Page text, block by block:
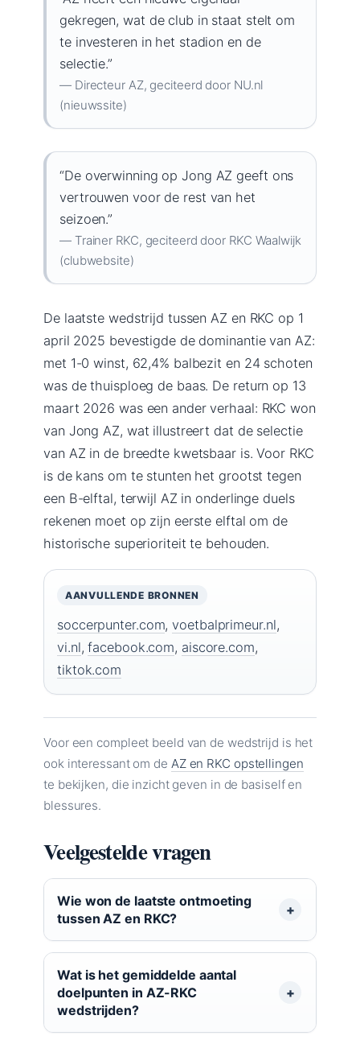
gekregen, wat de club in staat stelt om
te investeren in het stadion en de
selectie.”
— Directeur AZ, geciteerd door NU.nl
(nieuwssite)
“De overwinning op Jong AZ geeft ons
vertrouwen voor de rest van het
seizoen.”
— Trainer RKC, geciteerd door RKC Waalwijk
(clubwebsite)
De laatste wedstrijd tussen AZ en RKC op 1
april 2025 bevestigde de dominantie van AZ:
met 1-0 winst, 62,4% balbezit en 24 schoten
was de thuisploeg de baas. De return op 13
maart 2026 was een ander verhaal: RKC won
van Jong AZ, wat illustreert dat de selectie
van AZ in de breedte kwetsbaar is. Voor RKC
is de kans om te stunten het grootst tegen
een B-elftal, terwijl AZ in onderlinge duels
rekenen moet op zijn eerste elftal om de
historische superioriteit te behouden.
AANVULLENDE BRONNEN
soccerpunter.com,voetbalprimeur.nl,
vi.nl,facebook.com, aiscore.com,
tiktok.com
Voor een compleet beeld van de wedstrijd is het
ook interessant om de AZ en RKC opstellingen
te bekijken, die inzicht geven in de basiself en
blessures.
Veelgestelde vragen
Wie won de laatste ontmoeting
tussen AZ en RKC?
Wat is het gemiddelde aantal
doelpunten in AZ-RKC
wedstrijden?